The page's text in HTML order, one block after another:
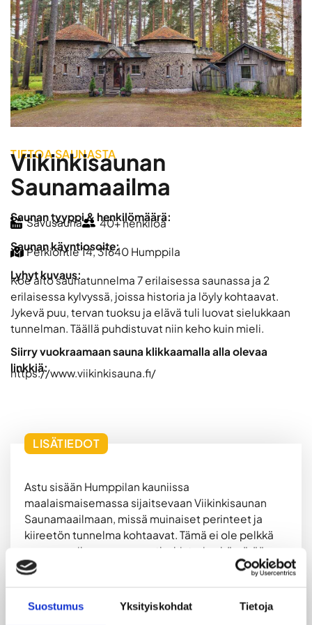
Suostumus Yksityiskohdat Tietoja
TIETOA SAUNASTA
Viikinkisaunan
Saunamaailma
Saunan tyyppi & henkilömäärä:
Savusauna
40+ henkilöä
Saunan käyntiosoite:
Perkiöntie 14, 31640 Humppila
Lyhyt kuvaus:
Koe aito saunatunnelma 7 erilaisessa saunassa ja 2
erilaisessa kylvyssä, joissa historia ja löyly kohtaavat.
Jykevä puu, tervan tuoksu ja elävä tuli luovat sielukkaan
tunnelman. Täällä puhdistuvat niin keho kuin mieli.
Siirry vuokraamaan sauna klikkaamalla alla olevaa
linkkiä:
https://www.viikinkisauna.fi/
LISÄTIEDOT
Astu sisään Humppilan kauniissa
maalaismaisemassa sijaitsevaan Viikinkisaunan
Saunamaailmaan, missä muinaiset perinteet ja
kiireetön tunnelma kohtaavat. Tämä ei ole pelkkä
saunamaailma – se on matka historian hämärään,
jossa jykevä puu, savun vieno tuoksu ja kiukaiden
Viikinkisaunassa aistit menneen ajan voiman.